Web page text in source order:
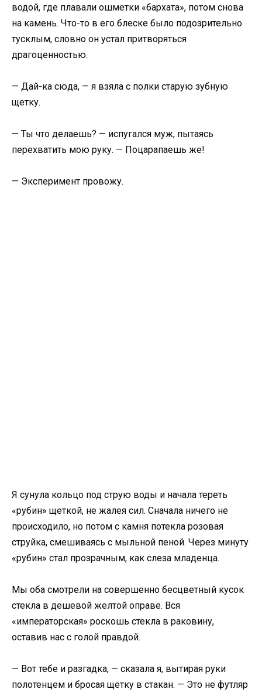
водой, где плавали ошметки «бархата», потом снова
на камень. Что-то в его блеске было подозрительно
тусклым, словно он устал притворяться
драгоценностью.
— Дай-ка сюда, — я взяла с полки старую зубную
щетку.
— Ты что делаешь? — испугался муж, пытаясь
перехватить мою руку. — Поцарапаешь же!
— Эксперимент провожу.
Я сунула кольцо под струю воды и начала тереть
«рубин» щеткой, не жалея сил. Сначала ничего не
происходило, но потом с камня потекла розовая
струйка, смешиваясь с мыльной пеной. Через минуту
«рубин» стал прозрачным, как слеза младенца.
Мы оба смотрели на совершенно бесцветный кусок
стекла в дешевой желтой оправе. Вся
«императорская» роскошь стекла в раковину,
оставив нас с голой правдой.
— Вот тебе и разгадка, — сказала я, вытирая руки
полотенцем и бросая щетку в стакан. — Это не футляр